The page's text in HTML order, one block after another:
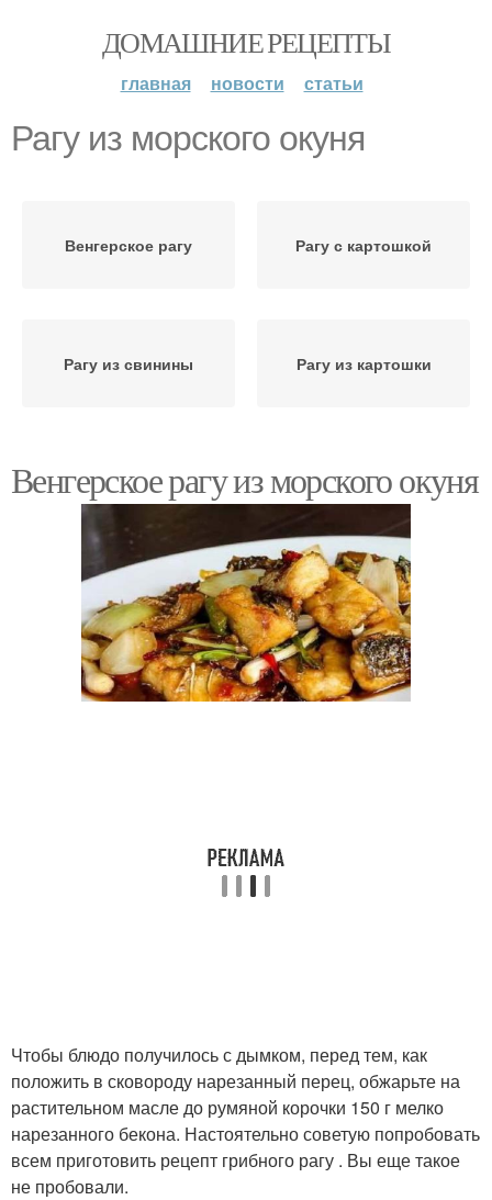
ДОМАШНИЕ РЕЦЕПТЫ
главная новости статьи
Рагу из морского окуня
Венгерское рагу Рагу с картошкой
Рагу из свинины Рагу из картошки
Венгерское рагу из морского окуня
Чтобы блюдо получилось с дымком, перед тем, как
положить в сковороду нарезанный перец, обжарьте на
растительном масле до румяной корочки 150 г мелко
нарезанного бекона. Настоятельно советую попробовать
всем приготовить рецепт грибного рагу . Вы еще такое
не пробовали.